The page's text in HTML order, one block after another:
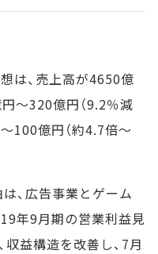
は、売上高が4650億
円～320億円（9.2％減
100億円（約4.7倍～
、広告事業とゲーム
年9月期の営業利益見
益構造を改善し、7月